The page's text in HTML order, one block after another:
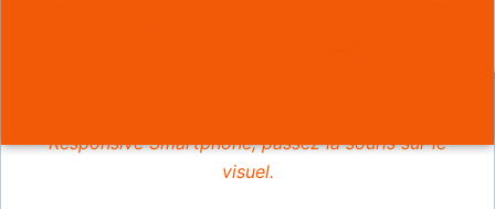
Responsive Smartphone, passez la souris sur le
visuel.